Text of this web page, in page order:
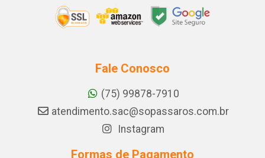
Fale Conosco
(75) 99878-7910
atendimento.sac@sopassaros.com.br
Instagram
Formas de Pagamento